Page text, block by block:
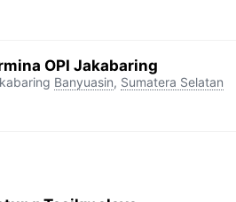
OPI Jakabaring
Banyuasin, Sumatera Selatan